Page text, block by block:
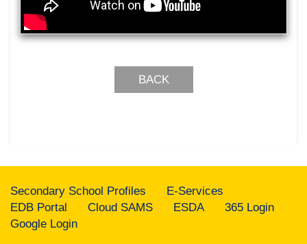
BACK
Secondary School Profiles
E-Services
EDB Portal
Cloud SAMS ESDA
365 Login
Google Login